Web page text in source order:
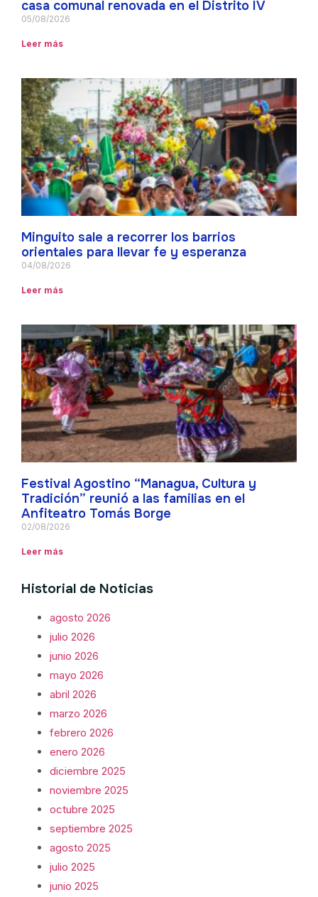
casa comunal renovada en el Distrito IV
05/08/2026
Leer más
Minguito sale a recorrer los barrios
orientales para llevar fe y esperanza
04/08/2026
Leer más
Festival Agostino “Managua, Cultura y
Tradición” reunió a las familias en el
Anfiteatro Tomás Borge
02/08/2026
Leer más
Historial de Noticias
agosto 2026
julio 2026
junio 2026
mayo 2026
abril 2026
marzo 2026
febrero 2026
enero 2026
diciembre 2025
noviembre 2025
octubre 2025
septiembre 2025
agosto 2025
julio 2025
junio 2025